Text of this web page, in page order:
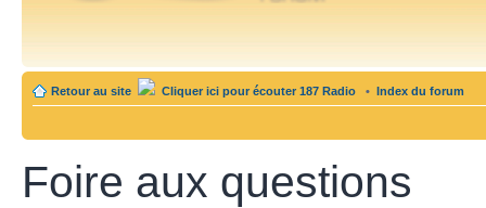
Retour au site Cliquer ici pour écouter 187 Radio • Index du forum
Foire aux questions